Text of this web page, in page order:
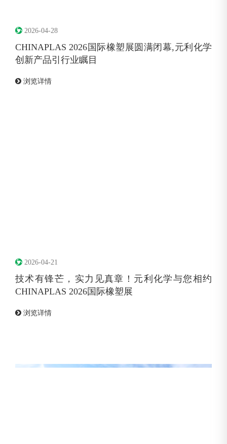
2026-04-28
CHINAPLAS 2026国际橡塑展圆满闭幕,元利化学
创新产品引行业瞩目
浏览详情
2026-04-21
技术有锋芒，‌实力见真章！元利化学与您相约
CHINAPLAS 2026国际橡塑展
浏览详情